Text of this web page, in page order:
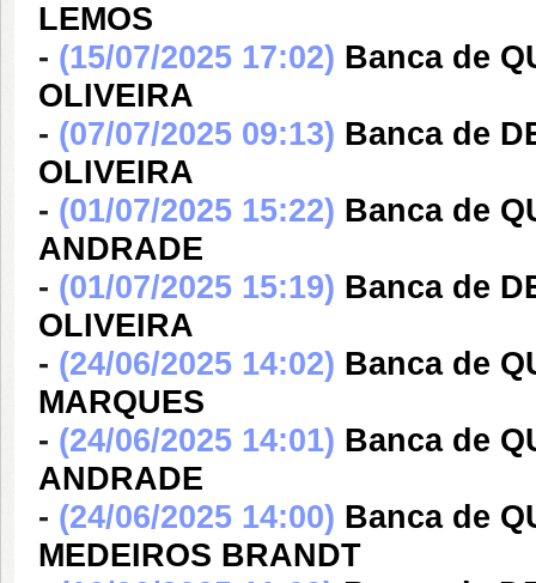
LEMOS
- (15/07/2025 17:02) Banca de
OLIVEIRA
- (07/07/2025 09:13) Banca de
OLIVEIRA
- (01/07/2025 15:22) Banca de
ANDRADE
- (01/07/2025 15:19) Banca de
OLIVEIRA
- (24/06/2025 14:02) Banca de
MARQUES
- (24/06/2025 14:01) Banca de
ANDRADE
- (24/06/2025 14:00) Banca de
MEDEIROS BRANDT